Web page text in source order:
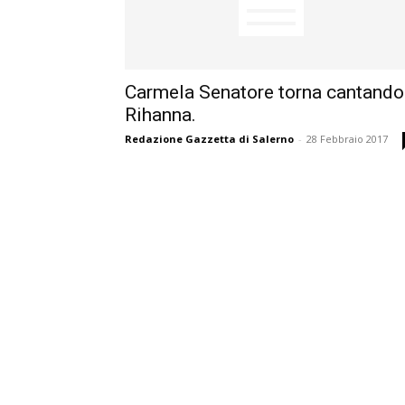
Carmela Senatore torna cantando
Rihanna.
Redazione Gazzetta di Salerno - 28 Febbraio 2017